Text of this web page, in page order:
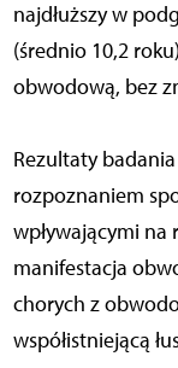
najdłuższy w
(średnio 10,2
obwodową, bez
Rezultaty
rozpoznaniem
wpływającymi na
manifestacja
chorych z
współistniejącą